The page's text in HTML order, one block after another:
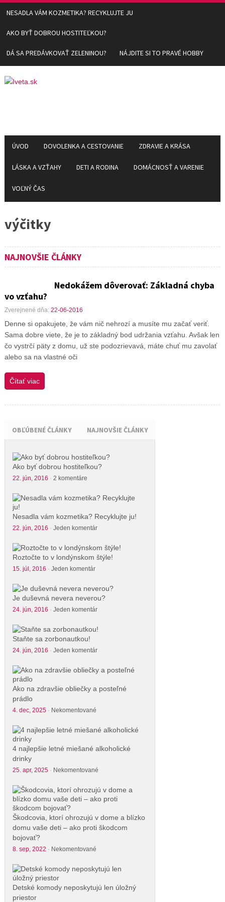
NESADLA VÁM KOZMETIKA? RECYKLUJTE JU
AKO BYŤ DOBROU HOSTITEĽKOU?
DÁ SA PREDÁVKOVAŤ ZELENINOU? NÁJDITE SI TO PRAVÉ HOBBY
ÚVOD DOVOLENKA A CESTOVANIE ZDRAVIE A KRÁSA
LÁSKA A VZŤAHY DETI A RODINA DOMÁCNOSŤ A VARENIE
VOĽNÝ ČAS
výčitky
NAJNOVŠIE ČLÁNKY
Nedokážem dôverovať: Základná chyba
vo vzťahu?
Zverejnené dňa: 22-06-2016
Denne si opakujete, že vám nič nehrozí a musíte mu začať veriť.
Sama dobre viete, že je to základný bod udržania vzťahu. Avšak len
čo vystrčí päty z domu, už ste podozrievavá, máte chuť mu zavolať
alebo sa na vlastné oči
Čítať viac
OBĽÚBENÉ ČLÁNKY NAJNOVŠIE ČLÁNKY
Ako byť dobrou hostiteľkou?
22. jún, 2016 · 2 komentáre
Nesadla vám kozmetika? Recyklujte ju!
22. jún, 2016 · Jeden komentár
Roztočte to v londýnskom štýle!
15. júl, 2016 · Jeden komentár
Je duševná nevera neverou?
24. jún, 2016 · Jeden komentár
Staňte sa zorbonautkou!
24. jún, 2016 · Jeden komentár
Ako na zdravšie obliečky a posteľné
prádlo
4. dec, 2025· Nekomentované
4 najlepšie letné miešané alkoholické
drinky
25. apr, 2025· Nekomentované
Škodcovia, ktorí ohrozujú v dome a blízko
domu vaše deti – ako proti škodcom
bojovať?
8. sep, 2022 · Nekomentované
Detské komody neposkytujú len úložný
priestor